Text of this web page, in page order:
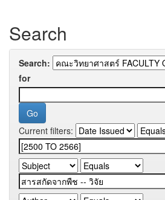
Search
Search:
for
Current filters: